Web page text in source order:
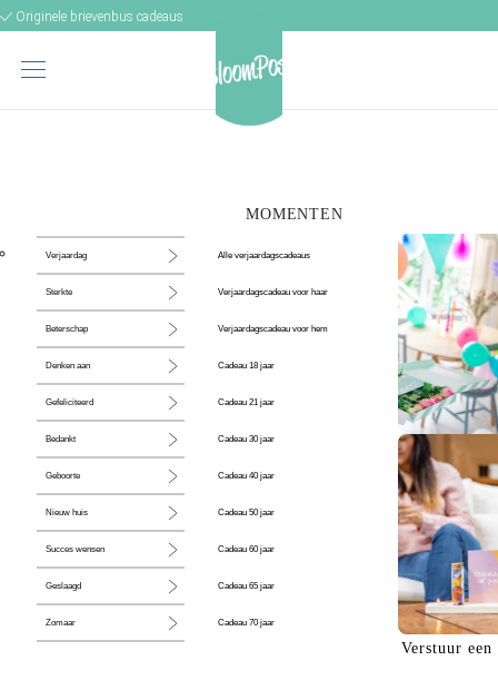
Originele brievenbus cadeaus
MOMENTEN
Verjaardag
Sterkte
Beterschap
Denken aan
Gefeliciteerd
Bedankt
Geboorte
Nieuw huis
Succes wensen
Geslaagd
Zomaar
Alle verjaardagscadeaus
Verjaardagscadeau voor haar
Verjaardagscadeau voor hem
Cadeau 18 jaar
Cadeau 21 jaar
Cadeau 30 jaar
Cadeau 40 jaar
Cadeau 50 jaar
Cadeau 60 jaar
Cadeau 65 jaar
Cadeau 70 jaar
De perfecte
Verstuur een